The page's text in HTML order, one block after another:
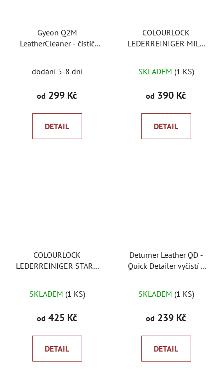
Gyeon Q2M
LeatherCleaner - čistič
dodání 5-8 dní
od 299 Kč
DETAIL
COLOURLOCK
LEDERREINIGER MILD
SKLADEM (1 KS)
od 390 Kč
DETAIL
COLOURLOCK
LEDERREINIGER STARK
hodnocení
produktu
5,0
z
SKLADEM (1 KS)
od 425 Kč
DETAIL
Deturner Leather QD -
Quick Detailer vyčistí a
SKLADEM (1 KS)
od 239 Kč
DETAIL